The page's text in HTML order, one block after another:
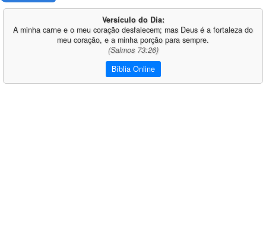
Versículo do Dia:
A minha carne e o meu coração desfalecem; mas Deus é a fortaleza do
meu coração, e a minha porção para sempre.
(Salmos 73:26)
Bíblia Online